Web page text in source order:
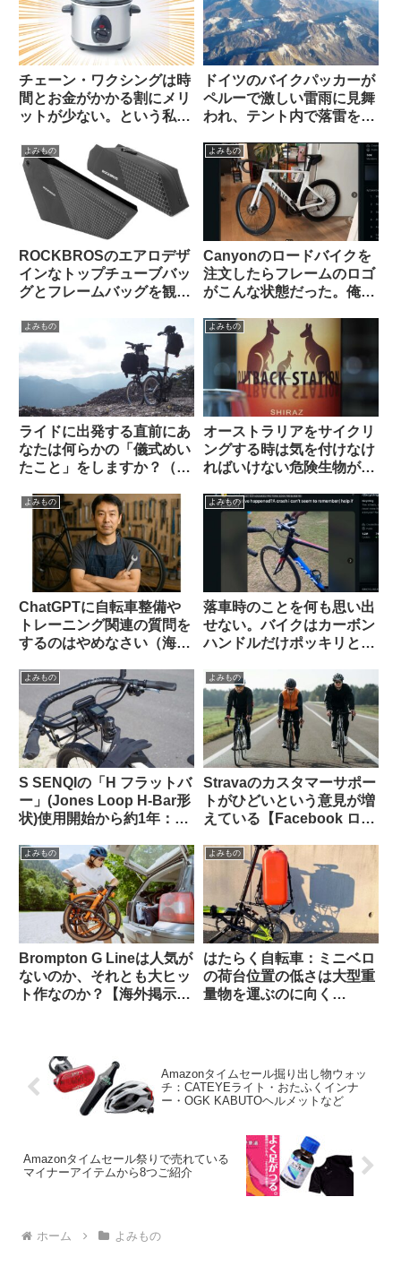
チェーン・ワクシングは時
間とお金がかかる割にメリ
ットが少ない。という私の
ト？】（海外掲示板から）
ドイツのバイクパッカーが
ペルーで激しい雷雨に見舞
われ、テント内で落雷を受
から）
よみもの
ROCKBROSのエアロデザ
インなトップチューブバッ
グとフレームバッグを観察
よみもの
Canyonのロードバイクを
注文したらフレームのロゴ
がこんな状態だった。俺は
示板から）
よみもの
ライドに出発する直前にあ
なたは何らかの「儀式めい
たこと」をしますか？（海
よみもの
オーストラリアをサイクリ
ングする時は気を付けなけ
ればいけない危険生物がい
い】
よみもの
ChatGPTに自転車整備や
トレーニング関連の質問を
するのはやめなさい（海外
察）
よみもの
落車時のことを何も思い出
せない。バイクはカーボン
ハンドルだけポッキリと。
う？（海外掲示板から）
よみもの
S SENQIの「H フラットバ
ー」(Jones Loop H-Bar形
状)使用開始から約1年：両
くしてみた
よみもの
Stravaのカスタマーサポー
トがひどいという意見が増
えている【Facebook ログ
よみもの
Brompton G Lineは人気が
ないのか、それとも大ヒッ
ト作なのか？【海外掲示板
よみもの
はたらく自転車：ミニベロ
の荷台位置の低さは大型重
量物を運ぶのに向く
Amazonタイムセール掘り出し物ウォッ
チ：CATEYEライト・おたふくインナ
ー・OGK KABUTOヘルメットなど
Amazonタイムセール祭りで売れている
マイナーアイテムから8つご紹介
ホーム よみもの